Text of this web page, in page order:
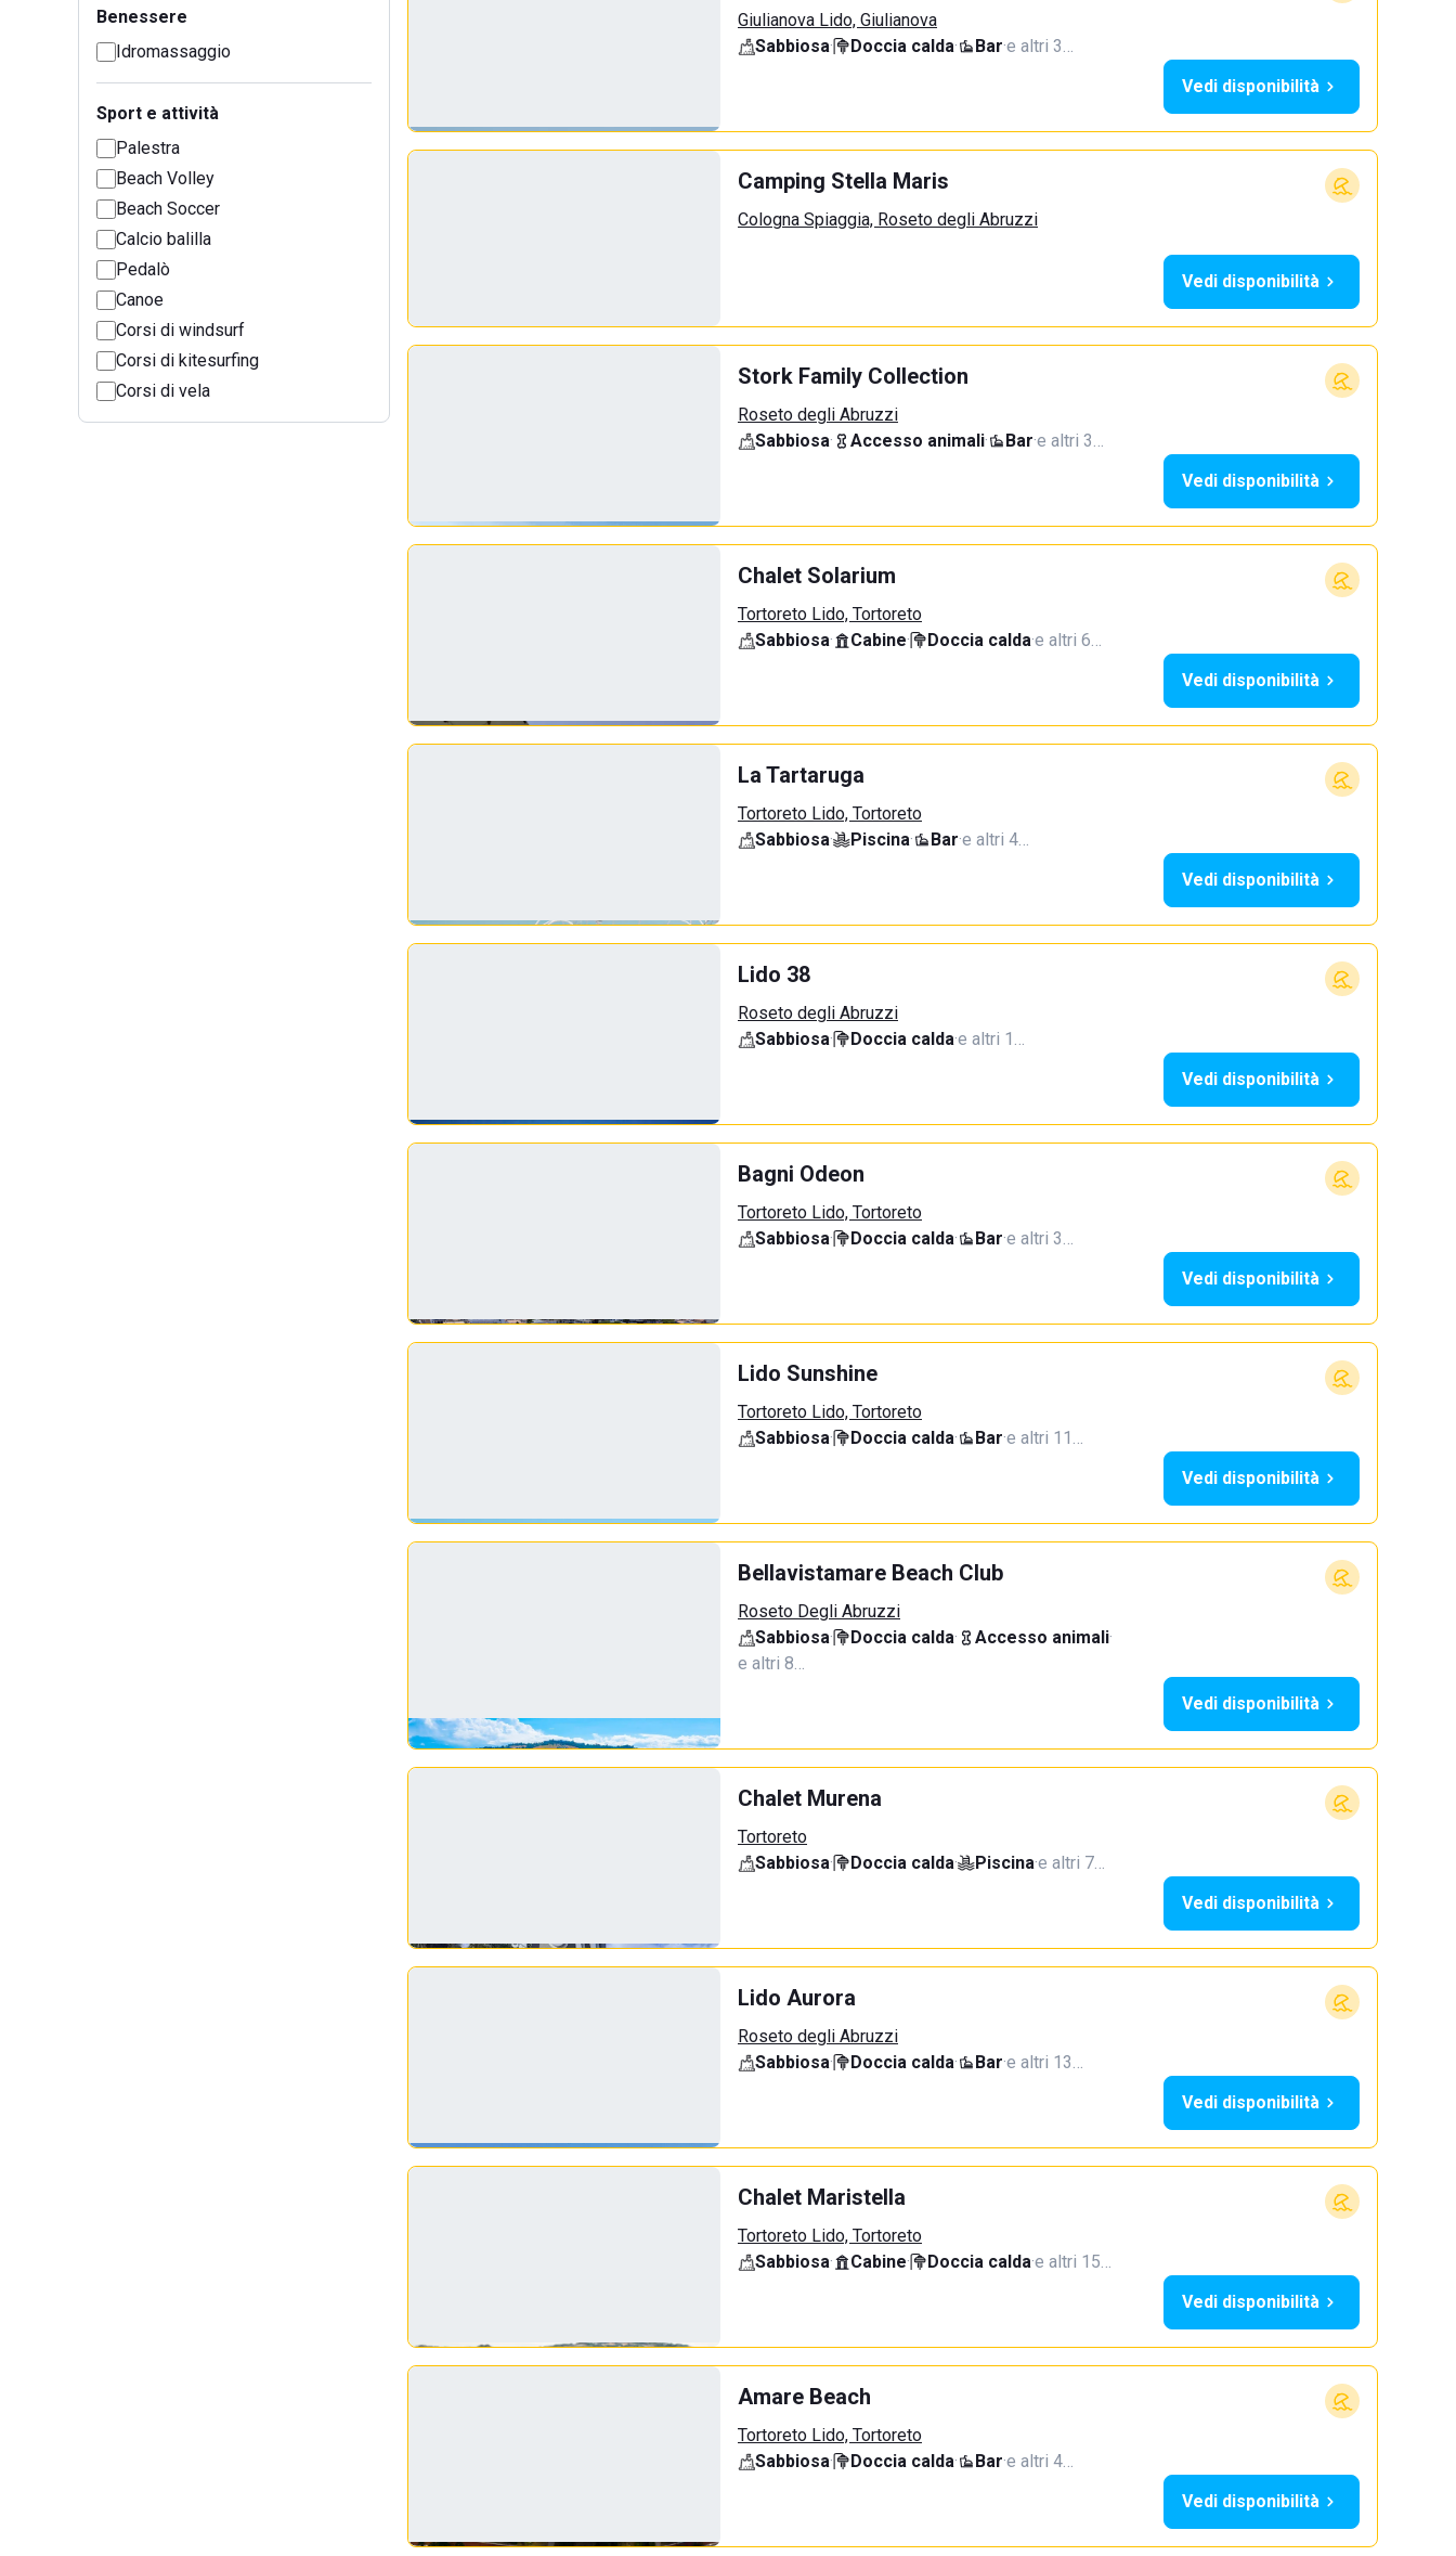
Benessere
Idromassaggio
Sport e attività
Palestra
Beach Volley
Beach Soccer
Calcio balilla
Pedalò
Canoe
Corsi di windsurf
Corsi di kitesurfing
Corsi di vela
Giulianova Lido, Giulianova
Sabbiosa· Doccia calda· Bar·e altri 3…
Vedi disponibilità
Camping Stella Maris
Cologna Spiaggia, Roseto degli Abruzzi
Vedi disponibilità
Stork Family Collection
Roseto degli Abruzzi
Sabbiosa· Accesso animali· Bar·e altri 3…
Vedi disponibilità
Chalet Solarium
Tortoreto Lido, Tortoreto
Sabbiosa· Cabine· Doccia calda·e altri 6…
Vedi disponibilità
La Tartaruga
Tortoreto Lido, Tortoreto
Sabbiosa· Piscina· Bar·e altri 4…
Vedi disponibilità
Lido 38
Roseto degli Abruzzi
Sabbiosa· Doccia calda·e altri 1…
Vedi disponibilità
Bagni Odeon
Tortoreto Lido, Tortoreto
Sabbiosa· Doccia calda· Bar·e altri 3…
Vedi disponibilità
Lido Sunshine
Tortoreto Lido, Tortoreto
Sabbiosa· Doccia calda· Bar·e altri 11…
Vedi disponibilità
Bellavistamare Beach Club
Roseto Degli Abruzzi
Sabbiosa· Doccia calda· Accesso animali·
e altri 8…
Vedi disponibilità
Chalet Murena
Tortoreto
Sabbiosa· Doccia calda· Piscina·e altri 7…
Vedi disponibilità
Lido Aurora
Roseto degli Abruzzi
Sabbiosa· Doccia calda· Bar·e altri 13…
Vedi disponibilità
Chalet Maristella
Tortoreto Lido, Tortoreto
Sabbiosa· Cabine· Doccia calda·e altri 15…
Vedi disponibilità
Amare Beach
Tortoreto Lido, Tortoreto
Sabbiosa· Doccia calda· Bar·e altri 4…
Vedi disponibilità